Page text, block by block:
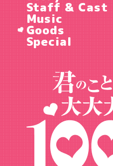
Staff & Cast
Music
Goods
Special